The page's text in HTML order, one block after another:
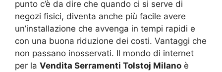
punto c’è da dire che quando ci si serve di
negozi fisici, diventa anche più facile avere
un’installazione che avvenga in tempi rapidi e
con una buona riduzione dei costi. Vantaggi che
non passano inosservati. Il mondo di internet
per la Vendita Serramenti Tolstoj Milano è